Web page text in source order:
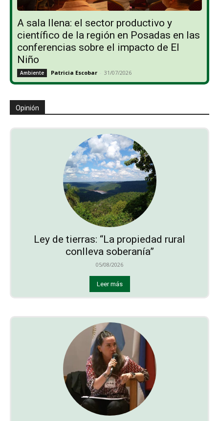
A sala llena: el sector productivo y
científico de la región en Posadas en las
conferencias sobre el impacto de El
Niño
Ambiente Patricia Escobar - 31/07/2026
Opinión
Ley de tierras: “La propiedad rural
conlleva soberanía”
05/08/2026
Leer más